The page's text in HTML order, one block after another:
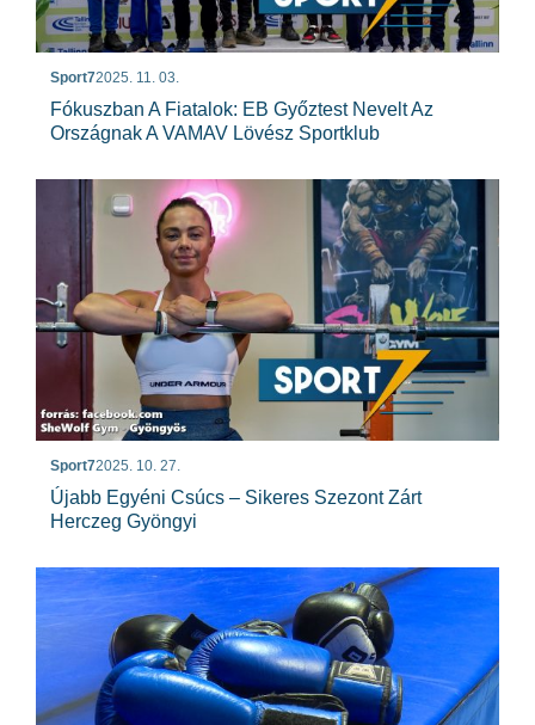
Sport72025. 11. 03.
Fókuszban A Fiatalok: EB Győztest Nevelt Az
Országnak A VAMAV Lövész Sportklub
Sport72025. 10. 27.
Újabb Egyéni Csúcs – Sikeres Szezont Zárt
Herczeg Gyöngyi